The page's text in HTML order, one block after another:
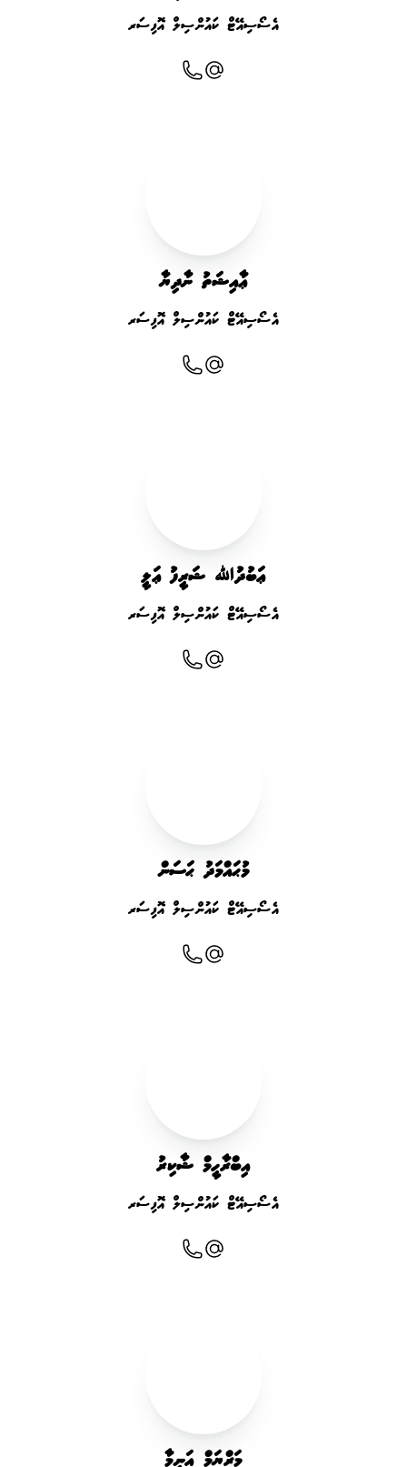
އެސޯސިއޭޓް ކައުންސިލް އޮފިސަރ
ޢާއިޝަތު ނާދިޔާ
އެސޯސިއޭޓް ކައުންސިލް އޮފިސަރ
ޢަބުދުﷲ ޝަރީފު ޢަލީ
އެސޯސިއޭޓް ކައުންސިލް އޮފިސަރ
މުޙައްމަދު ޙަސަން
އެސޯސިއޭޓް ކައުންސިލް އޮފިސަރ
އިބްރާހީމް ޝާކިރު
އެސޯސިއޭޓް ކައުންސިލް އޮފިސަރ
މަރްޔަމް އަނީމާ